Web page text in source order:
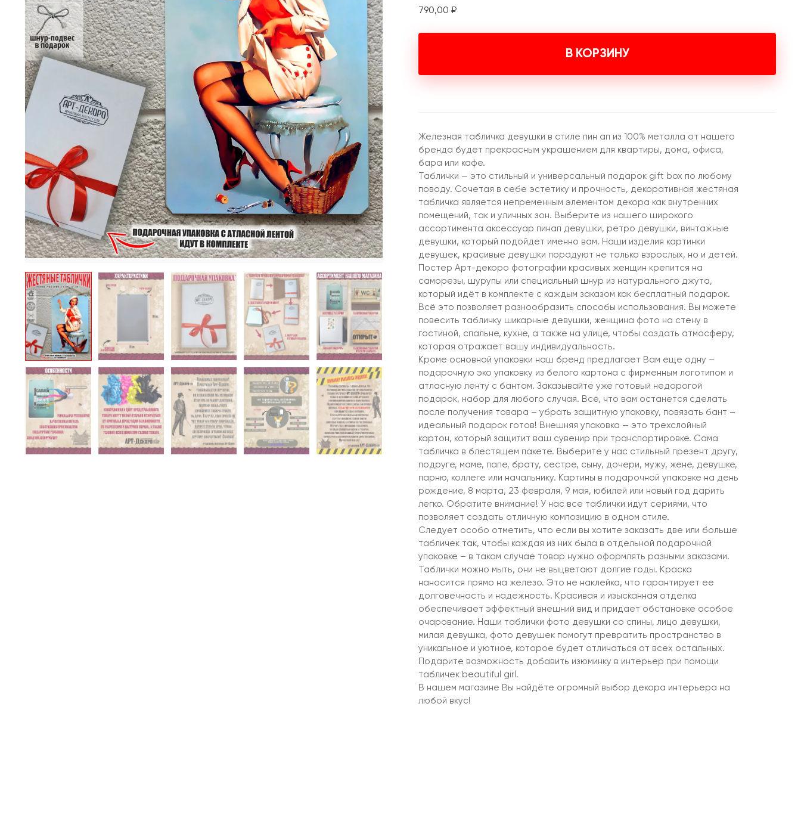
790,00 ₽
В КОРЗИНУ
Железная табличка девушки в стиле пин ап из 100% металла от нашего
бренда будет прекрасным украшением для квартиры, дома, офиса,
бара или кафе.
Таблички — это стильный и универсальный подарок gift box по любому
поводу. Сочетая в себе эстетику и прочность, декоративная жестяная
табличка является непременным элементом декора как внутренних
помещений, так и уличных зон. Выберите из нашего широкого
ассортимента аксессуар пинап девушки, ретро девушки, винтажные
девушки, который подойдет именно вам. Наши изделия картинки
девушек, красивые девушки порадуют не только взрослых, но и детей.
Постер Арт-декоро фотографии красивых женщин крепится на
саморезы, шурупы или специальный шнур из натурального джута,
который идёт в комплекте с каждым заказом как бесплатный подарок.
Всё это позволяет разнообразить способы использования. Вы можете
повесить табличку шикарные девушки, женщина фото на стену в
гостиной, спальне, кухне, а также на улице, чтобы создать атмосферу,
которая отражает вашу индивидуальность.
Кроме основной упаковки наш бренд предлагает Вам еще одну –
подарочную эко упаковку из белого картона с фирменным логотипом и
атласную ленту с бантом. Заказывайте уже готовый недорогой
подарок, набор для любого случая. Всё, что вам останется сделать
после получения товара – убрать защитную упаковку, повязать бант –
идеальный подарок готов! Внешняя упаковка — это трехслойный
картон, который защитит ваш сувенир при транспортировке. Сама
табличка в блестящем пакете. Выберите у нас стильный презент другу,
подруге, маме, папе, брату, сестре, сыну, дочери, мужу, жене, девушке,
парню, коллеге или начальнику. Картины в подарочной упаковке на день
рождение, 8 марта, 23 февраля, 9 мая, юбилей или новый год дарить
легко. Обратите внимание! У нас все таблички идут сериями, что
позволяет создать отличную композицию в одном стиле.
Следует особо отметить, что если вы хотите заказать две или больше
табличек так, чтобы каждая из них была в отдельной подарочной
упаковке – в таком случае товар нужно оформлять разными заказами.
Таблички можно мыть, они не выцветают долгие годы. Краска
наносится прямо на железо. Это не наклейка, что гарантирует ее
долговечность и надежность. Красивая и изысканная отделка
обеспечивает эффектный внешний вид и придает обстановке особое
очарование. Наши таблички фото девушки со спины, лицо девушки,
милая девушка, фото девушек помогут превратить пространство в
уникальное и уютное, которое будет отличаться от всех остальных.
Подарите возможность добавить изюминку в интерьер при помощи
табличек beautiful girl.
В нашем магазине Вы найдёте огромный выбор декора интерьера на
любой вкус!